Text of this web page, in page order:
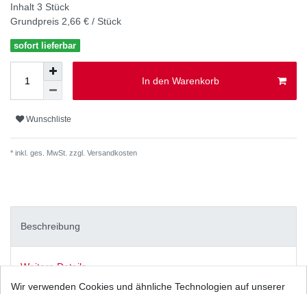
Inhalt 3 Stück
Grundpreis 2,66 € / Stück
sofort lieferbar
In den Warenkorb
Wunschliste
* inkl. ges. MwSt. zzgl. Versandkosten
Beschreibung
Weitere Details
Wir verwenden Cookies und ähnliche Technologien auf unserer